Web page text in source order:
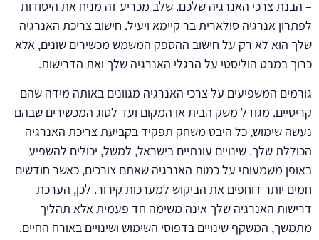
– הבנת צרכי האנרגיה שלכם. שלב מכריע זה מניח את היסודות
לפתרון אנרגיה סולארית בר קיימא ויעיל. חישוב צריכת האנרגיה
שלך הוא לא רק על חישוב ההספק המשמש מכשירים שונים, אלא
כרוך במבט הוליסטי על הרגלי האנרגיה שלך ואת הדרישות.
גורמים המשפיעים על צרכי האנרגיה מגוונים באותה מידה שהם
קריטיים. מגודל משק הבית או המקום ועד לסוג המכשירים שבהם
נעשה שימוש, כל היבט משחק תפקיד בקביעת צריכת האנרגיה
הכוללת שלך. שינויים עונתיים בישראל, למשל, יכולים להשפיע
באופן משמעותי על כמות האנרגיה שאתם צורכים, כאשר חודשים
חמים יותר דוחפים את הביקוש למערכות קירור. לכן, הערכת
דרישות האנרגיה שלך אינה משימה חד פעמית אלא תהליך
מתמשך, המשקף שינויים בדפוסי השימוש ושינויים באורח החיים.